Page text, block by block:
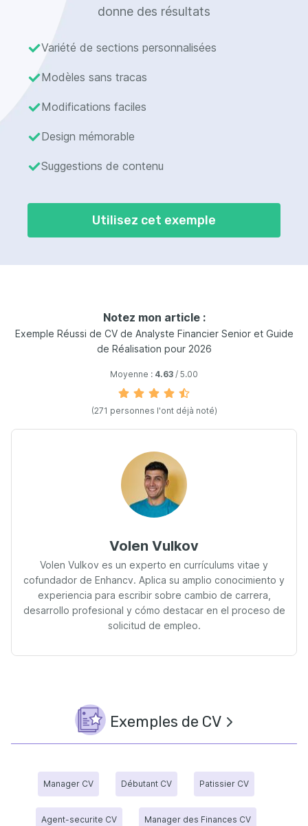
donne des résultats
Variété de sections personnalisées
Modèles sans tracas
Modifications faciles
Design mémorable
Suggestions de contenu
Utilisez cet exemple
Notez mon article :
Exemple Réussi de CV de Analyste Financier Senior et Guide
de Réalisation pour 2026
Moyenne : 4.63 / 5.00
(271 personnes l'ont déjà noté)
Volen Vulkov
Volen Vulkov es un experto en currículums vitae y
cofundador de Enhancv. Aplica su amplio conocimiento y
experiencia para escribir sobre cambio de carrera,
desarrollo profesional y cómo destacar en el proceso de
solicitud de empleo.
Exemples de CV
Manager CV Débutant CV Patissier CV
Agent-securite CV Manager des Finances CV